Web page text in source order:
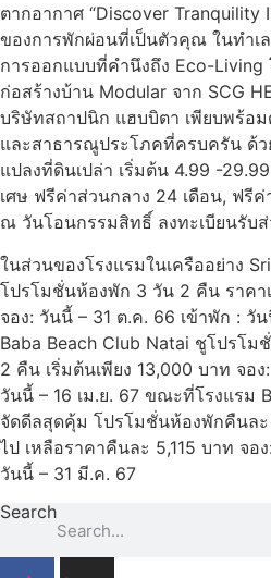
ตากอากาศ “Discover Tranquility
ของการพักผ่อนที่เป็นตัวคุณ ในทำเ
การออกแบบที่คำนึงถึง Eco-Living
ก่อสร้างบ้าน Modular จาก SCG
บริษัทสถาปนิก แฮบบิตา เพียบพร้อ
และสาธารณูประโภคที่ครบครัน ด้
แปลงที่ดินเปล่า เริ่มต้น 4.99 -
เศษ ฟรีค่าส่วนกลาง 24 เดือน, ฟรี
ณ วันโอนกรรมสิทธิ์ ลงทะเบียนรับ
ในส่วนของโรงแรมในเครืออย่าง
โปรโมชั่นห้องพัก 3 วัน 2 คืน ราคา
จอง: วันนี้ – 31 ต.ค. 66 เข้าพัก : วั
Baba Beach Club Natai ชูโปรโ
2 คืน เริ่มต้นเพียง 13,000 บาท จอ
วันนี้ – 16 เม.ย. 67 ขณะที่โรงแรม
จัดดีลสุดคุ้ม โปรโมชั่นห้องพักคืนล
ไป เหลือราคาคืนละ 5,115 บาท จอ
วันนี้ – 31 มี.ค. 67
Search